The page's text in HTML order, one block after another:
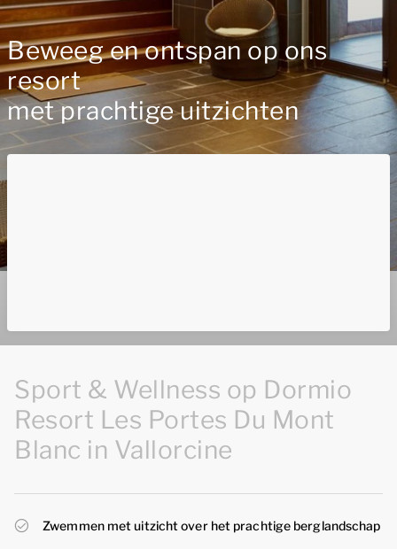
Beweeg en ontspan op ons
resort
met prachtige uitzichten
Sport & Wellness op Dormio
Resort Les Portes Du Mont
Blanc in Vallorcine
Zwemmen met uitzicht over het prachtige berglandschap